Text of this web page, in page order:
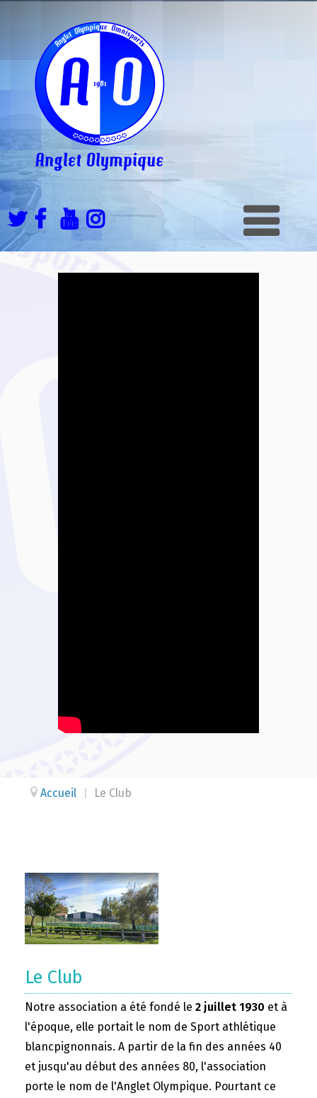
Accueil Le Club
Le Club
Notre association a été fondé le 2 juillet 1930 et à
l'époque, elle portait le nom de Sport athlétique
blancpignonnais. A partir de la fin des années 40
et jusqu'au début des années 80, l'association
porte le nom de l'Anglet Olympique. Pourtant ce